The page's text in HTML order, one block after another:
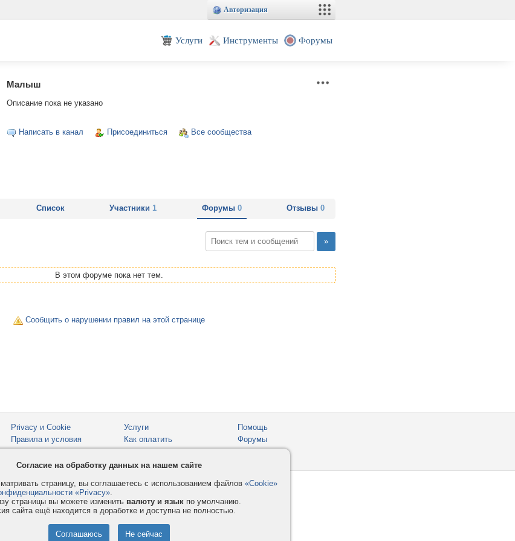
Авторизация
Услуги Инструменты Форумы
Малыш
Описание пока не указано
Написать в канал Присоединиться Все сообщества
Список Участники1 Форумы 0 Отзывы 0
В этом форуме пока нет тем.
Сообщить о нарушении правил на этой странице
Privacy и Cookie
Правила и условия
Услуги
Как оплатить
Помощь
Форумы
Согласие на обработку данных на нашем сайте
страницу, вы соглашаетесь с использованием файлов «Cookie»
«Privacy».
страницы вы можете изменить валюту и язык по умолчанию.
сайта ещё находится в доработке и доступна не полностью.